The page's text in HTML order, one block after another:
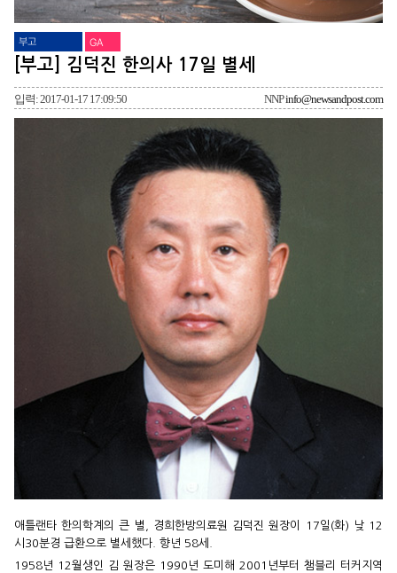
부고 GA
[부고] 김덕진 한의사 17일 별세
입력: 2017-01-17 17:09:50 NNPinfo@newsandpost.com
애틀랜타 한의학계의 큰 별, 경희한방의료원 김덕진 원장이 17일(화) 낮 12
시30분경 급환으로 별세했다. 향년 58세.
1958년 12월생인 김 원장은 1990년 도미해 2001년부터 챔블리 터커지역